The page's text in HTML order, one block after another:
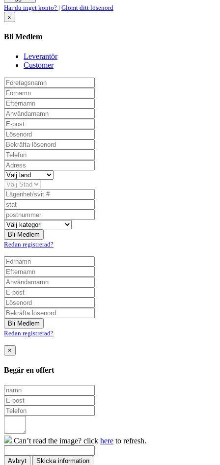
Har du inget konto? | Glömt ditt lösenord
x
Bli Medlem
Leverantör
Customer
Redan registrerad?
Redan registrerad?
×
Begär en offert
Can’t read the image? click here to refresh.
Avbryt